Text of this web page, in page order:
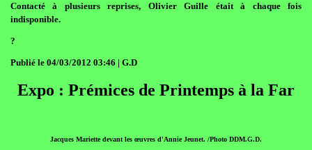
Contacté à plusieurs reprises, Olivier Guille était à chaque fois
indisponible.
?
Publié le 04/03/2012 03:46 | G.D
Expo : Prémices de Printemps à la Far
Jacques Mariette devant les œuvres d'Annie Jeunet. /Photo DDM.G.D.